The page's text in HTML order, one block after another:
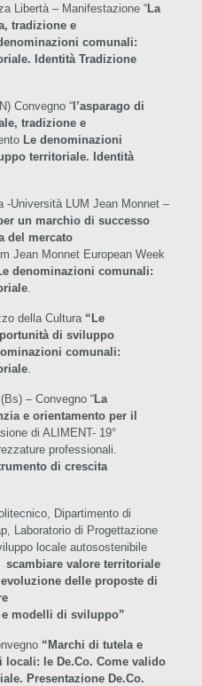
Libertà – Manifestazione “La
tradizione e
comunali:
Identità Tradizione
Convegno “l’asparago di
tradizione e
Le denominazioni
territoriale. Identità
-Università LUM Jean Monnet –
un marchio di successo
del mercato
Jean Monnet European Week
denominazioni comunali:
.
della Cultura “Le
di sviluppo
comunali:
.
– Convegno “La
e orientamento per il
di ALIMENT- 19°
professionali.
di crescita
Dipartimento di
Laboratorio di Progettazione
locale autosostenibile
scambiare valore territoriale
delle proposte di
e modelli di sviluppo”
“Marchi di tutela e
le De.Co. Come valido
Presentazione De.Co.